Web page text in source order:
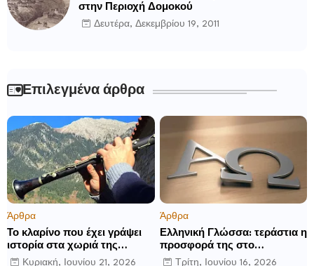
στην Περιοχή Δομοκού
Δευτέρα, Δεκεμβρίου 19, 2011
Επιλεγμένα άρθρα
Άρθρα
Το κλαρίνο που έχει γράψει
ιστορία στα χωριά της
Ρούμελης
Κυριακή, Ιουνίου 21, 2026
Άρθρα
Ελληνική Γλώσσα: τεράστια η
προσφορά της στο
παγκόσμιο γίγνεσθαι.
Τρίτη, Ιουνίου 16, 2026